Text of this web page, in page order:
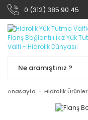
0 (312) 385 90 45
Anasayfa Hidrolik Ürünler